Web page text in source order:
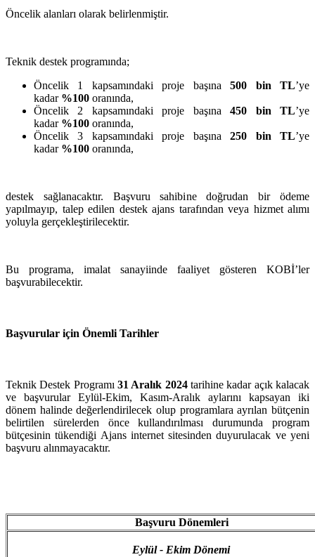
Öncelik alanları olarak belirlenmiştir.
Teknik destek programında;
Öncelik 1 kapsamındaki proje başına500 bin TL’ye
kadar %100 oranında,
Öncelik 2 kapsamındaki proje başına450 bin TL’ye
kadar %100 oranında,
Öncelik 3 kapsamındaki proje başına250 bin TL’ye
kadar %100 oranında,
destek sağlanacaktır. Başvuru sahibine doğrudan bir ödeme
yapılmayıp, talep edilen destek ajans tarafından veya hizmet alımı
yoluyla gerçekleştirilecektir.
Bu programa, imalat sanayiinde faaliyet gösteren KOBİ’ler
başvurabilecektir.
Başvurular için Önemli Tarihler
Teknik Destek Programı 31 Aralık 2024tarihine kadar açık kalacak
ve başvurular Eylül-Ekim, Kasım-Aralık aylarını kapsayan iki
dönem halinde değerlendirilecek olup programlara ayrılan bütçenin
belirtilen sürelerden önce kullandırılması durumunda program
bütçesinin tükendiği Ajans internet sitesinden duyurulacak ve yeni
başvuru alınmayacaktır.
Başvuru Dönemleri
Eylül - Ekim Dönemi